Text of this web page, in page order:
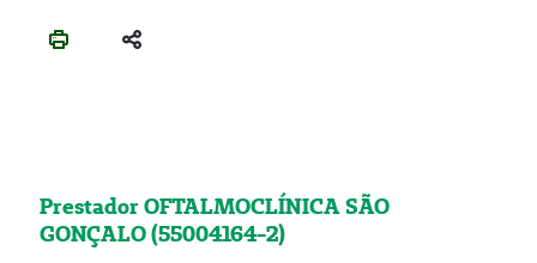
Prestador OFTALMOCLÍNICA SÃO
GONÇALO (55004164-2)